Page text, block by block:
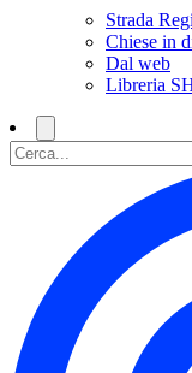
Strada
Chiese in
Dal web
Libreria